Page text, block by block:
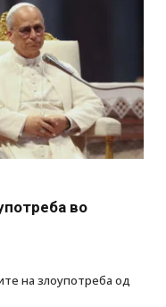
во
на злоупотреба од